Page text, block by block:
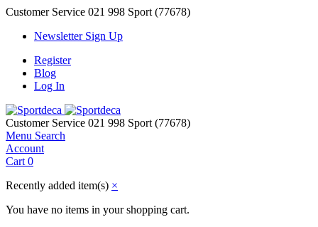
Customer Service 021 998 Sport (77678)
Newsletter Sign Up
Register
Blog
Log In
Customer Service 021 998 Sport (77678)
Menu Search
Account
Cart 0
Recently added item(s) ×
You have no items in your shopping cart.